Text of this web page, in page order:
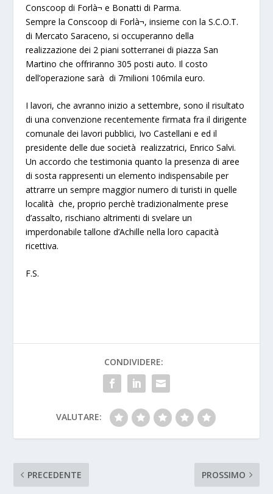
Conscoop di Forlà¬ e Bonatti di Parma.
Sempre la Conscoop di Forlà¬, insieme con la S.C.O.T.
di Mercato Saraceno, si occuperanno della
realizzazione dei 2 piani sotterranei di piazza San
Martino che offriranno 305 posti auto. Il costo
dell’operazione sarà di 7milioni 106mila euro.
I lavori, che avranno inizio a settembre, sono il risultato
di una convenzione recentemente firmata fra il dirigente
comunale dei lavori pubblici, Ivo Castellani e ed il
presidente delle due società realizzatrici, Enrico Salvi.
Un accordo che testimonia quanto la presenza di aree
di sosta rappresenti un elemento indispensabile per
attrarre un sempre maggior numero di turisti in quelle
località che, proprio perchè tradizionalmente prese
d’assalto, rischiano altrimenti di svelare un
imperdonabile tallone d’Achille nella loro capacità
ricettiva.
F.S.
CONDIVIDERE:
VALUTARE:
PRECEDENTE PROSSIMO